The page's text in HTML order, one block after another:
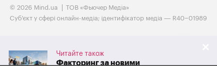
Читайте також
Факторинг за новими
© 2026 Mind.ua
ТОВ «Фьючер Медiа»
Cуб'єкт у сфері онлайн-медіа; ідентифікатор медіа — R40−01989